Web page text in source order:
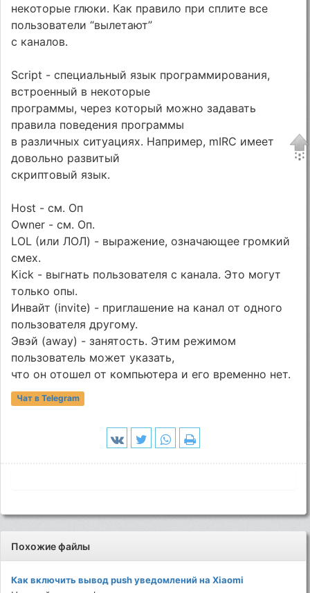
некоторые глюки. Как правило при сплите все
пользователи “вылетают”
с каналов.
Script - специальный язык программирования,
встроенный в некоторые
программы, через который можно задавать
правила поведения программы
в различных ситуациях. Например, mIRC имеет
довольно развитый
скриптовый язык.
Host - см. Оп
Owner - см. Оп.
LOL (или ЛОЛ) - выражение, означающее громкий
смех.
Kick - выгнать пользователя с канала. Это могут
только опы.
Инвайт (invite) - приглашение на канал от одного
пользователя другому.
Эвэй (away) - занятость. Этим режимом
пользователь может указать,
что он отошел от компьютера и его временно нет.
Чат в Telegram
Похожие файлы
Как включить вывод push уведомлений на Xiaomi